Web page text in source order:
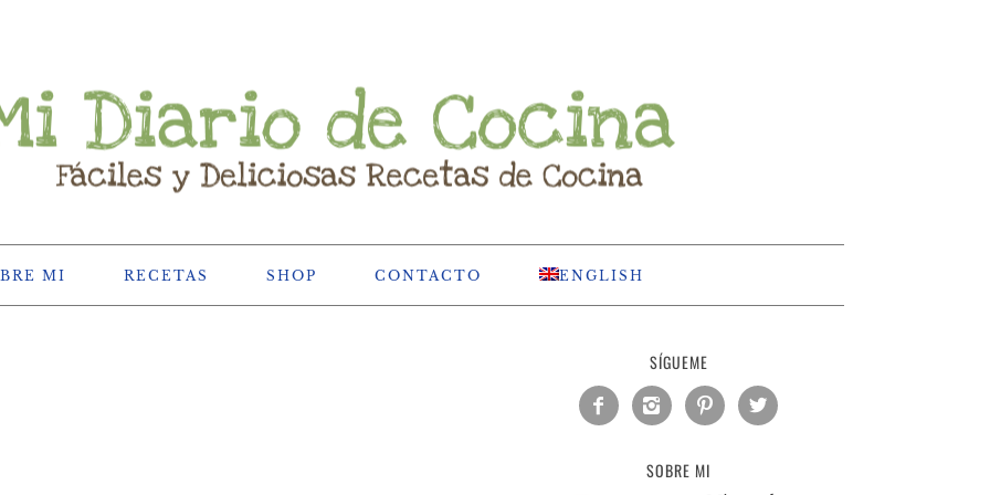
MI RECETAS SHOP CONTACTO ENGLISH
SÍGUEME
   
SOBRE MI